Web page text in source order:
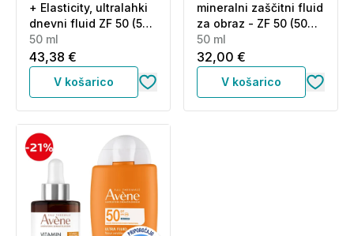
+ Elasticity, ultralahki
dnevni fluid ZF 50 (50
ml)
50 ml
43,38 €
V košarico
mineralni zaščitni fluid
za obraz - ZF 50 (50
ml)
50 ml
32,00 €
V košarico